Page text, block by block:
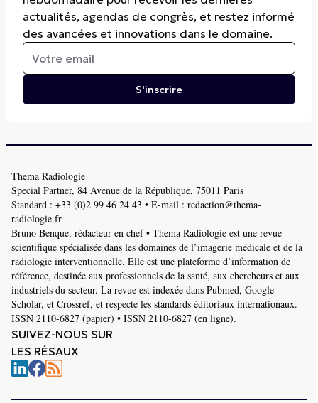
actualités, agendas de congrès, et restez informé
des avancées et innovations dans le domaine.
S'inscrire
Thema Radiologie
Special Partner, 84 Avenue de la République, 75011 Paris
Standard : +33 (0)2 99 46 24 43 • E-mail : redaction@thema-
radiologie.fr
Bruno Benque, rédacteur en chef • Thema Radiologie est une revue
scientifique spécialisée dans les domaines de l’imagerie médicale et de la
radiologie interventionnelle. Elle est une plateforme d’information de
référence, destinée aux professionnels de la santé, aux chercheurs et aux
industriels du secteur. La revue est indexée dans Pubmed, Google
Scholar, et Crossref, et respecte les standards éditoriaux internationaux.
ISSN 2110-6827 (papier) • ISSN 2110-6827 (en ligne).
SUIVEZ-NOUS SUR
LES RÉSAUX